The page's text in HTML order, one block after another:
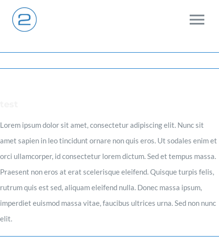
Inhalt
Unsere Arbeit
Was zeichnet uns aus?
Knowhow
Lorem ipsum dolor sit amet, consectetur adipiscing elit. Nunc sit
amet sapien in leo tincidunt ornare non quis eros. Ut sodales enim et
orci ullamcorper, id consectetur lorem dictum. Sed et tempus massa.
Praesent non eros at erat scelerisque eleifend. Quisque turpis felis,
rutrum quis est sed, aliquam eleifend nulla. Donec massa ipsum,
imperdiet euismod massa vitae, faucibus ultrices urna. Sed non nunc
elit.